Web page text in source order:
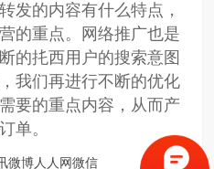
发的内容有什么特点，
的重点。网络推广也是
的扥西用户的搜索意图
我们再进行不断的优化
要的重点内容，从而产
单。
微博人人网微信